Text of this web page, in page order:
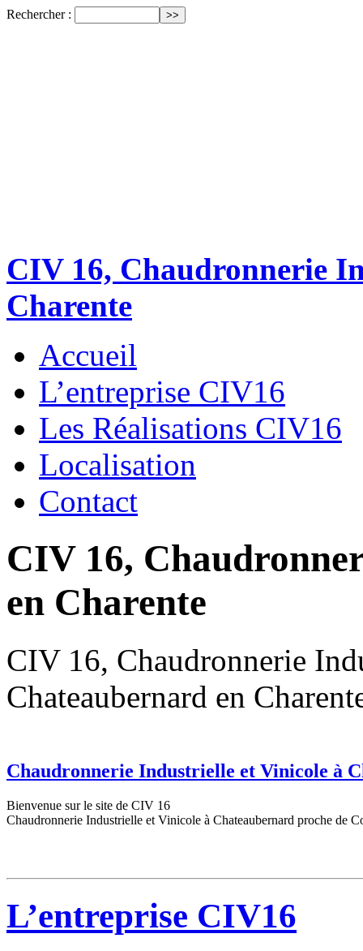
Rechercher :
CIV 16, Chaudronnerie
Charente
Accueil
L’entreprise CIV16
Les Réalisations CIV16
Localisation
Contact
CIV 16,
en Charente
CIV 16, Chaudronnerie
Chateaubernard en
Chaudronnerie Industrielle et Vinicole à
Bienvenue sur le site de CIV 16
Chaudronnerie Industrielle et Vinicole à Chateaubernard proche de
L’entreprise CIV16